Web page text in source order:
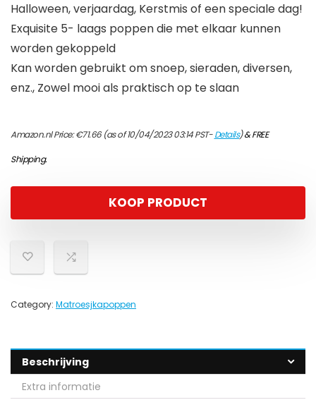
Halloween, verjaardag, Kerstmis of een speciale dag!
Exquisite 5- laags poppen die met elkaar kunnen
worden gekoppeld
Kan worden gebruikt om snoep, sieraden, diversen,
enz., Zowel mooi als praktisch op te slaan
Amazon.nl Price:€71.66(as of 10/04/2023 03:14 PST-Details)&FREE
Shipping.
KOOP PRODUCT
Category: Matroesjkapoppen
Beschrijving
Extra informatie